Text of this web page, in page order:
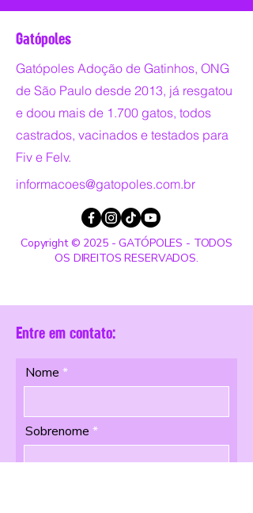
Gatópoles
Gatópoles Adoção de Gatinhos, ONG
de São Paulo desde 2013, já resgatou
e doou mais de 1.700 gatos, todos
castrados, vacinados e testados para
Fiv e Felv.
informacoes@gatopoles.com.br
Copyright © 2025 - GATÓPOLES - TODOS
OS DIREITOS RESERVADOS.
Entre em contato:
Nome
Sobrenome